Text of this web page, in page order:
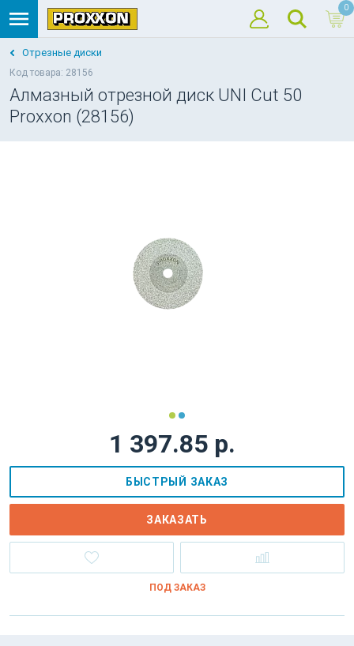
0
Отрезные диски
Код товара: 28156
Алмазный отрезной диск UNI Cut 50
Proxxon (28156)
1 397.85 р.
БЫСТРЫЙ ЗАКАЗ
ЗАКАЗАТЬ
ПОД ЗАКАЗ